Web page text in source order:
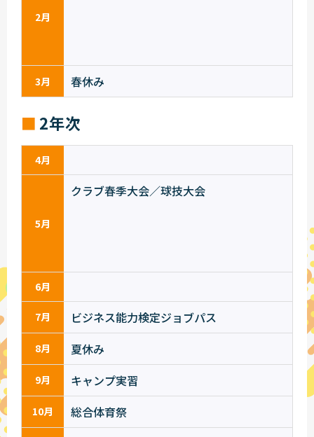
2月
3月 春休み
2年次
4月
5月
クラブ春季大会／球技大会
6月
7月 ビジネス能力検定ジョブパス
8月 夏休み
9月 キャンプ実習
10月 総合体育祭